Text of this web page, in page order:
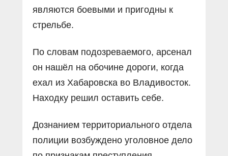
являются боевыми и пригодны к
стрельбе.
По словам подозреваемого, арсенал
он нашёл на обочине дороги, когда
ехал из Хабаровска во Владивосток.
Находку решил оставить себе.
Дознанием территориального отдела
полиции возбуждено уголовное дело